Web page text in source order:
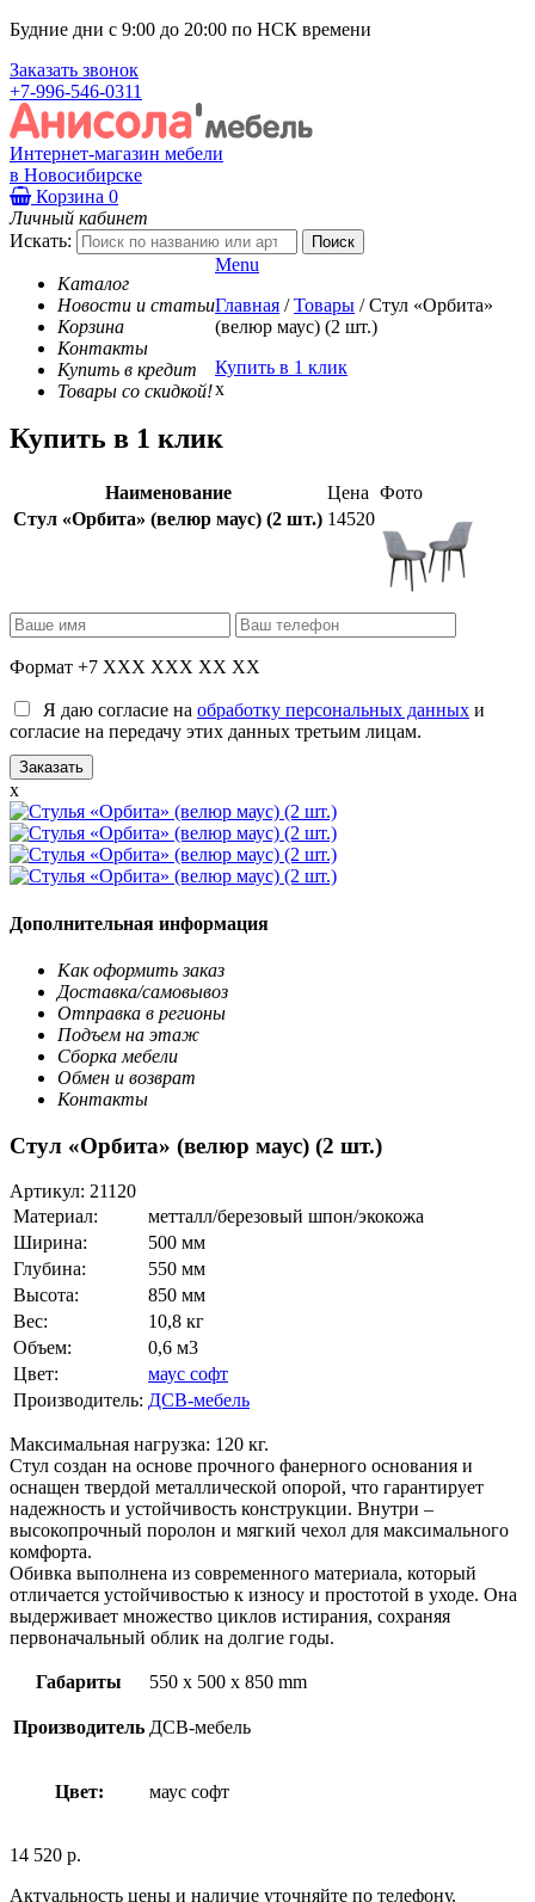
Будние дни с 9:00 до 20:00 по НСК времени
Заказать звонок
+7-996-546-0311
Интернет-магазин мебели
в Новосибирске
Корзина 0
Личный кабинет
Искать:
Каталог
Новости и статьи
Корзина
Контакты
Купить в кредит
Товары со скидкой!
Menu
Главная / Товары / Стул «Орбита»
(велюр маус) (2 шт.)
Купить в 1 клик
x
Купить в 1 клик
Наименование Цена Фото
Стул «Орбита» (велюр маус) (2 шт.) 14520
Формат +7 XXX XXX XX XX
Я даю согласие на обработку персональных данных и
согласие на передачу этих данных третьим лицам.
x
Дополнительная информация
Как оформить заказ
Доставка/самовывоз
Отправка в регионы
Подъем на этаж
Сборка мебели
Обмен и возврат
Контакты
Стул «Орбита» (велюр маус) (2 шт.)
Артикул: 21120
Материал:
метталл/березовый шпон/экокожа
Ширина:
500 мм
Глубина:
550 мм
Высота:
850 мм
Вес:
10,8 кг
Объем:
0,6 м3
Цвет:
маус софт
Производитель: ДСВ-мебель
Максимальная нагрузка: 120 кг.
Стул создан на основе прочного фанерного основания и
оснащен твердой металлической опорой, что гарантирует
надежность и устойчивость конструкции. Внутри –
высокопрочный поролон и мягкий чехол для максимального
комфорта.
Обивка выполнена из современного материала, который
отличается устойчивостью к износу и простотой в уходе. Она
выдерживает множество циклов истирания, сохраняя
первоначальный облик на долгие годы.
Габариты 550 x 500 x 850 mm
Производитель ДСВ-мебель
Цвет: маус софт
14 520 р.
Актуальность цены и наличие уточняйте по телефону.